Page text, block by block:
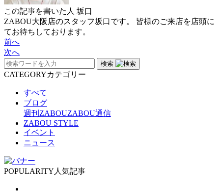
この記事を書いた人 坂口
ZABOU大阪店のスタッフ坂口です。 皆様のご来店を店頭に
てお待ちしております。
前へ
次へ
検索
CATEGORYカテゴリー
すべて
ブログ
週刊ZABOUZABOU通信
ZABOU STYLE
イベント
ニュース
POPULARITY 人気記事